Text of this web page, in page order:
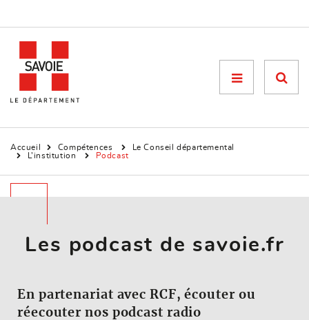
Menu

Accueil Compétences
Le Conseil départemental
L’institution
Podcast
Les podcast de savoie.fr
En partenariat avec RCF, écouter ou
réecouter nos podcast radio